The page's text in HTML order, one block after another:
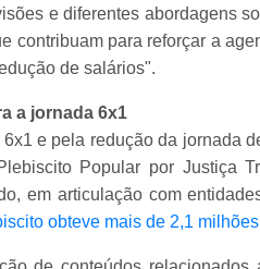
e diferentes abordagens
contribuam para reforçar a
de salários".
a jornada 6x1
e pela redução da jornada
Popular por Justiça
em articulação com
obteve mais de 2,1